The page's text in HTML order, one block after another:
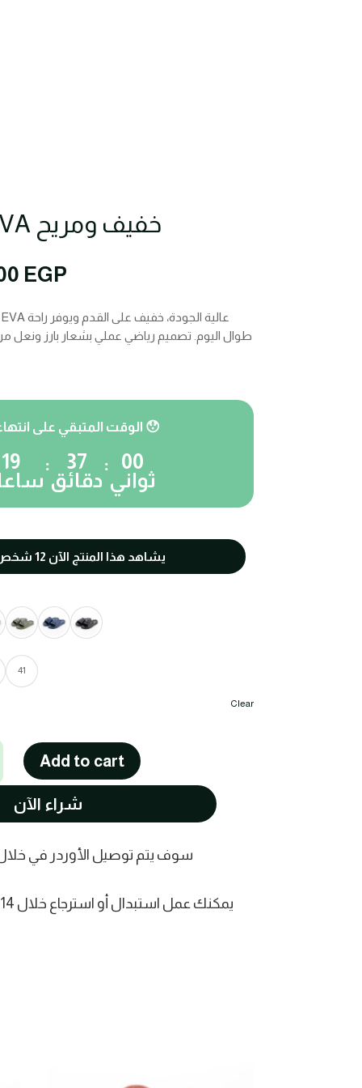
سليبر Adidas EVA خفيف ومريح
EGP.
EGPCurrent
is:
350,00 EGP.
طوال اليوم. تصميم رياضي عملي بشعار بارز
⏰ الوقت المتبقي على انتهاء العرض 😯
19
:
36
دقائق
:
59
ثواني
🧑🏼‍🤝‍🧑🏻 يشاهد هذا المنتج الآن 12
41
Clear
Add to cart
شراء الآن
سوف يتم توصيل الأوردر في خلال من